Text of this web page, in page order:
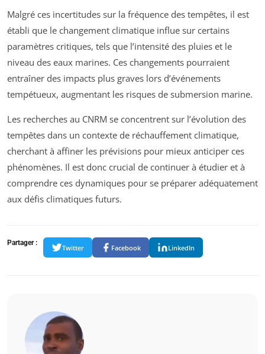
Malgré ces incertitudes sur la fréquence des tempêtes, il est
établi que le changement climatique influe sur certains
paramètres critiques, tels que l’intensité des pluies et le
niveau des eaux marines. Ces changements pourraient
entraîner des impacts plus graves lors d’événements
tempétueux, augmentant les risques de submersion marine.
Les recherches au CNRM se concentrent sur l’évolution des
tempêtes dans un contexte de réchauffement climatique,
cherchant à affiner les prévisions pour mieux anticiper ces
phénomènes. Il est donc crucial de continuer à étudier et à
comprendre ces dynamiques pour se préparer adéquatement
aux défis climatiques futurs.
Partager :
Twitter Facebook LinkedIn